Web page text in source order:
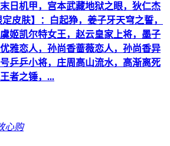
日机甲，宫本武藏地狱之眼，狄仁杰
皮肤】：白起狰，姜子牙天穹之誓，
姬凯尔特女王，赵云皇家上将，墨子
雅恋人，孙尚香蔷薇恋人，孙尚香异
乒乒小将，庄周高山流水，高渐离死
者之锤，...
心购